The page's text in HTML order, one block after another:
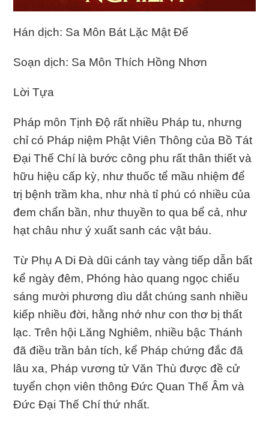
Hán dịch: Sa Môn Bát Lặc Mật Đế
Soạn dịch: Sa Môn Thích Hồng Nhơn
Lời Tựa
Pháp môn Tịnh Độ rất nhiều Pháp tu, nhưng
chỉ có Pháp niệm Phật Viên Thông của Bồ Tát
Đại Thế Chí là bước công phu rất thân thiết và
hữu hiệu cấp kỳ, như thuốc tể mầu nhiệm để
trị bệnh trầm kha, như nhà tỉ phú có nhiều của
đem chẩn bần, như thuyền to qua bể cả, như
hạt châu như ý xuất sanh các vật báu.
Từ Phụ A Di Đà dũi cánh tay vàng tiếp dẫn bất
kể ngày đêm, Phóng hào quang ngọc chiếu
sáng mười phương dìu dắt chúng sanh nhiều
kiếp nhiều đời, hằng nhớ như con thơ bị thất
lạc. Trên hội Lăng Nghiêm, nhiều bậc Thánh
đã điều trần bản tích, kể Pháp chứng đắc đã
lâu xa, Pháp vương tử Văn Thù được đề cử
tuyển chọn viên thông Đức Quan Thế Âm và
Đức Đại Thế Chí thứ nhất.